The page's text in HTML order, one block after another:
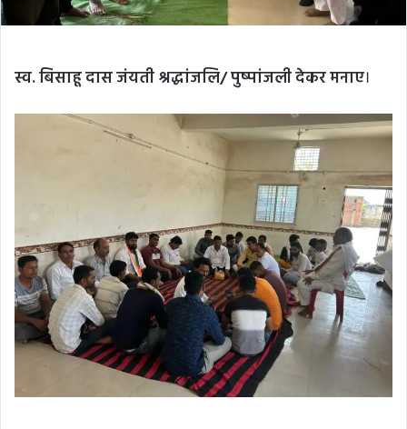
स्व. बिसाहू दास जंयती श्रद्धांजलि/ पुष्पांजली देकर मनाए।